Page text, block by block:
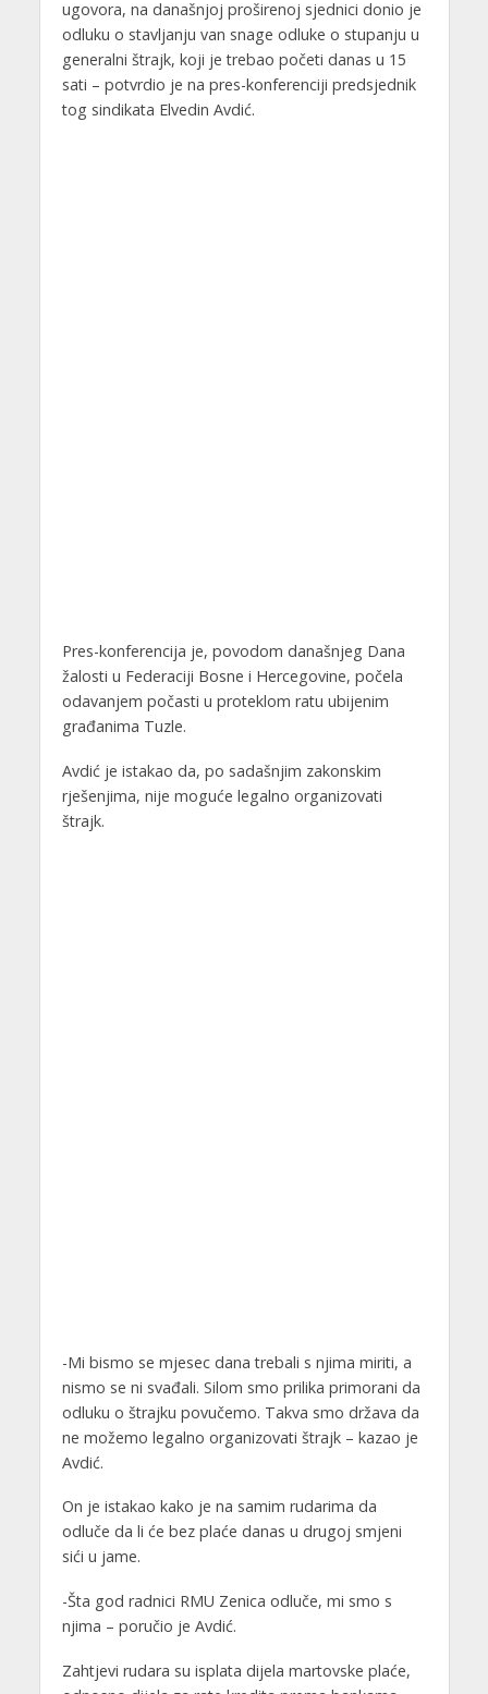
ugovora, na današnjoj proširenoj sjednici donio je
odluku o stavljanju van snage odluke o stupanju u
generalni štrajk, koji je trebao početi danas u 15
sati – potvrdio je na pres-konferenciji predsjednik
tog sindikata Elvedin Avdić.
Pres-konferencija je, povodom današnjeg Dana
žalosti u Federaciji Bosne i Hercegovine, počela
odavanjem počasti u proteklom ratu ubijenim
građanima Tuzle.
Avdić je istakao da, po sadašnjim zakonskim
rješenjima, nije moguće legalno organizovati
štrajk.
-Mi bismo se mjesec dana trebali s njima miriti, a
nismo se ni svađali. Silom smo prilika primorani da
odluku o štrajku povučemo. Takva smo država da
ne možemo legalno organizovati štrajk – kazao je
Avdić.
On je istakao kako je na samim rudarima da
odluče da li će bez plaće danas u drugoj smjeni
sići u jame.
-Šta god radnici RMU Zenica odluče, mi smo s
njima – poručio je Avdić.
Zahtjevi rudara su isplata dijela martovske plaće,